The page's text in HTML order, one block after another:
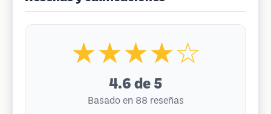
★★★★☆
4.6 de 5
Basado en 88 reseñas